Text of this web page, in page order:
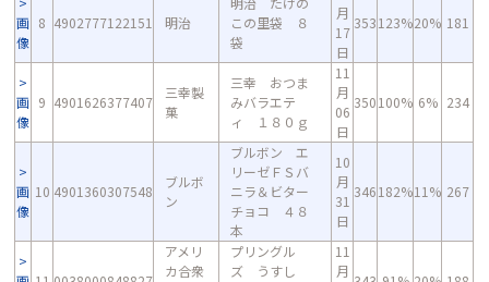
画
像
8 4902777122151 明治
この里袋 ８
袋
月
17
日
353123%20% 181
画
像
9 4901626377407
三幸製
菓
三幸 おつま
みバラエテ
ィ １８０ｇ
11
月
06
日
350100% 6% 234
画
像
10 4901360307548
ブルボ
ン
ブルボン エ
リーゼＦＳバ
ニラ＆ビター
チョコ ４８
本
10
月
31
日
346182%11% 267
アメリ
カ合衆
プリングル
ズ うすし
11
月